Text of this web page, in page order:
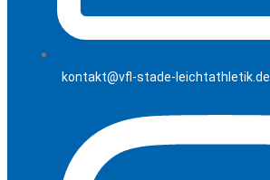
kontakt@vfl-stade-leichtathletik.de